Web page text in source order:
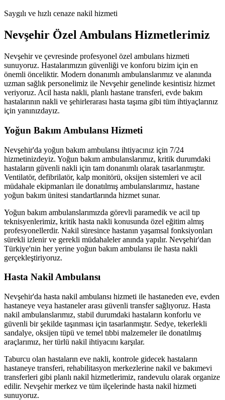
Saygılı ve hızlı cenaze nakil hizmeti
Nevşehir Özel Ambulans Hizmetlerimiz
Nevşehir ve çevresinde profesyonel özel ambulans hizmeti
sunuyoruz. Hastalarımızın güvenliği ve konforu bizim için en
önemli önceliktir. Modern donanımlı ambulanslarımız ve alanında
uzman sağlık personelimiz ile Nevşehir genelinde kesintisiz hizmet
veriyoruz. Acil hasta nakli, planlı hastane transferi, evde bakım
hastalarının nakli ve şehirlerarası hasta taşıma gibi tüm ihtiyaçlarınız
için yanınızdayız.
Yoğun Bakım Ambulansı Hizmeti
Nevşehir'da yoğun bakım ambulansı ihtiyacınız için 7/24
hizmetinizdeyiz. Yoğun bakım ambulanslarımız, kritik durumdaki
hastaların güvenli nakli için tam donanımlı olarak tasarlanmıştır.
Ventilatör, defibrilatör, kalp monitörü, oksijen sistemleri ve acil
müdahale ekipmanları ile donatılmış ambulanslarımız, hastane
yoğun bakım ünitesi standartlarında hizmet sunar.
Yoğun bakım ambulanslarımızda görevli paramedik ve acil tıp
teknisyenlerimiz, kritik hasta nakli konusunda özel eğitim almış
profesyonellerdir. Nakil süresince hastanın yaşamsal fonksiyonları
sürekli izlenir ve gerekli müdahaleler anında yapılır. Nevşehir'dan
Türkiye'nin her yerine yoğun bakım ambulansı ile hasta nakli
gerçekleştiriyoruz.
Hasta Nakil Ambulansı
Nevşehir'da hasta nakil ambulansı hizmeti ile hastaneden eve, evden
hastaneye veya hastaneler arası güvenli transfer sağlıyoruz. Hasta
nakil ambulanslarımız, stabil durumdaki hastaların konforlu ve
güvenli bir şekilde taşınması için tasarlanmıştır. Sedye, tekerlekli
sandalye, oksijen tüpü ve temel tıbbi malzemeler ile donatılmış
araçlarımız, her türlü nakil ihtiyacını karşılar.
Taburcu olan hastaların eve nakli, kontrole gidecek hastaların
hastaneye transferi, rehabilitasyon merkezlerine nakil ve bakımevi
transferleri gibi planlı nakil hizmetlerimiz, randevulu olarak organize
edilir. Nevşehir merkez ve tüm ilçelerinde hasta nakil hizmeti
sunuyoruz.